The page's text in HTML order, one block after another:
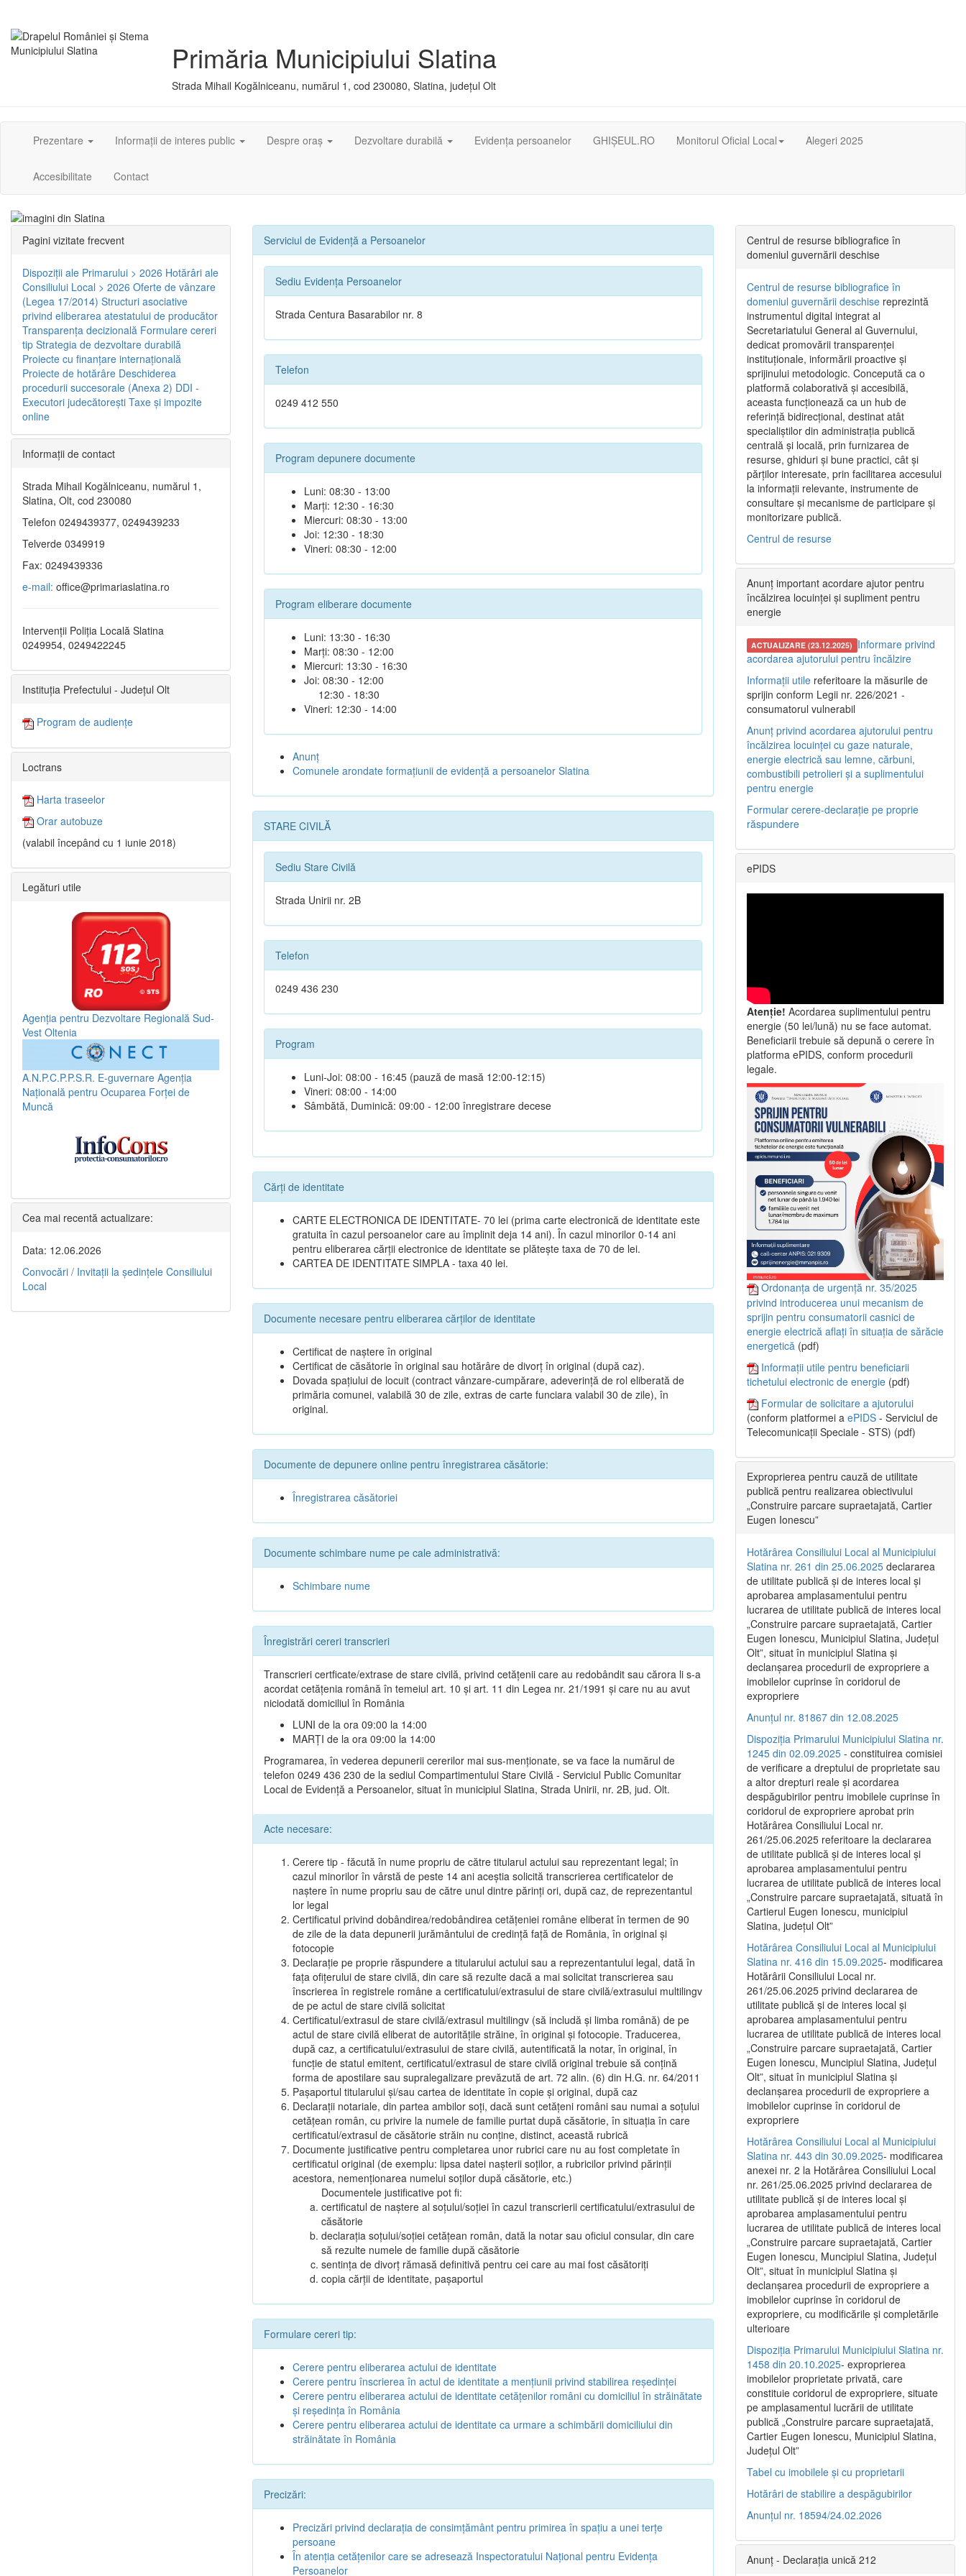
Primăria Municipiului Slatina
Strada Mihail Kogălniceanu, numărul 1, cod 230080, Slatina, județul Olt
Prezentare Informații de interes public Despre oraș Dezvoltare durabilă Evidența persoanelor GHIȘEUL.RO Monitorul Oficial Local Alegeri 2025
Accesibilitate Contact
Serviciul de Evidenţă a Persoanelor
Sediu Evidența Persoanelor
Strada Centura Basarabilor nr. 8
Telefon
0249 412 550
Program depunere documente
Luni: 08:30 - 13:00
Marți: 12:30 - 16:30
Miercuri: 08:30 - 13:00
Joi: 12:30 - 18:30
Vineri: 08:30 - 12:00
Program eliberare documente
Luni: 13:30 - 16:30
Marți: 08:30 - 12:00
Miercuri: 13:30 - 16:30
Joi: 08:30 - 12:00
12:30 - 18:30
Vineri: 12:30 - 14:00
Anunţ
Comunele arondate formaţiunii de evidenţă a persoanelor Slatina
STARE CIVILĂ
Sediu Stare Civilă
Strada Unirii nr. 2B
Telefon
0249 436 230
Program
Luni-Joi: 08:00 - 16:45 (pauză de masă 12:00-12:15)
Vineri: 08:00 - 14:00
Sâmbătă, Duminică: 09:00 - 12:00 înregistrare decese
Cărți de identitate
CARTE ELECTRONICA DE IDENTITATE- 70 lei (prima carte electronică de identitate este
gratuita în cazul persoanelor care au împlinit deja 14 ani). În cazul minorilor 0-14 ani
pentru eliberarea cărții electronice de identitate se plătește taxa de 70 de lei.
CARTEA DE IDENTITATE SIMPLA - taxa 40 lei.
Documente necesare pentru eliberarea cărților de identitate
Certificat de naștere în original
Certificat de căsătorie în original sau hotărâre de divorț în original (după caz).
Dovada spațiului de locuit (contract vânzare-cumpărare, adeverință de rol eliberată de
primăria comunei, valabilă 30 de zile, extras de carte funciara valabil 30 de zile), în
original.
Documente de depunere online pentru înregistrarea căsătorie:
Înregistrarea căsătoriei
Documente schimbare nume pe cale administrativă:
Schimbare nume
Înregistrări cereri transcrieri
Transcrieri certficate/extrase de stare civilă, privind cetățenii care au redobândit sau cărora li s-a
acordat cetățenia română în temeiul art. 10 și art. 11 din Legea nr. 21/1991 și care nu au avut
niciodată domiciliul în România
LUNI de la ora 09:00 la 14:00
MARȚI de la ora 09:00 la 14:00
Programarea, în vederea depunerii cererilor mai sus-menționate, se va face la numărul de
telefon 0249 436 230 de la sediul Compartimentului Stare Civilă - Serviciul Public Comunitar
Local de Evidență a Persoanelor, situat în municipiul Slatina, Strada Unirii, nr. 2B, jud. Olt.
Acte necesare:
Cerere tip - făcută în nume propriu de către titularul actului sau reprezentant legal; în
cazul minorilor în vârstă de peste 14 ani aceștia solicită transcrierea certificatelor de
naștere în nume propriu sau de către unul dintre părinți ori, după caz, de reprezentantul
lor legal
Certificatul privind dobândirea/redobândirea cetățeniei române eliberat în termen de 90
de zile de la data depunerii jurământului de credință față de România, în original și
fotocopie
Declarație pe proprie răspundere a titularului actului sau a reprezentantului legal, dată în
fața ofițerului de stare civilă, din care să rezulte dacă a mai solicitat transcrierea sau
înscrierea în registrele române a certificatului/extrasului de stare civilă/extrasului multilingv
de pe actul de stare civilă solicitat
Certificatul/extrasul de stare civilă/extrasul multilingv (să includă și limba română) de pe
actul de stare civilă eliberat de autoritățile străine, în original și fotocopie. Traducerea,
după caz, a certificatului/extrasului de stare civilă, autentificată la notar, în original, în
funcție de statul emitent, certificatul/extrasul de stare civilă original trebuie să conțină
forma de apostilare sau supralegalizare prevăzută de art. 72 alin. (6) din H.G. nr. 64/2011
Pașaportul titularului și/sau cartea de identitate în copie și original, după caz
Declarații notariale, din partea ambilor soți, dacă sunt cetățeni români sau numai a soțului
cetățean român, cu privire la numele de familie purtat după căsătorie, în situația în care
certificatul/extrasul de căsătorie străin nu conține, distinct, această rubrică
Documente justificative pentru completarea unor rubrici care nu au fost completate în
certificatul original (de exemplu: lipsa datei nașterii soților, a rubricilor privind părinții
acestora, nemenționarea numelui soților după căsătorie, etc.)
Documentele justificative pot fi:
certificatul de naștere al soțului/soției în cazul transcrierii certificatului/extrasului de
căsătorie
declarația soțului/soției cetățean român, dată la notar sau oficiul consular, din care
să rezulte numele de familie după căsătorie
sentința de divorț rămasă definitivă pentru cei care au mai fost căsătoriți
copia cărții de identitate, pașaportul
Formulare cereri tip:
Cerere pentru eliberarea actului de identitate
Cerere pentru înscrierea în actul de identitate a menţiunii privind stabilirea reşedinţei
Cerere pentru eliberarea actului de identitate cetăţenilor români cu domiciliul în străinătate
şi reşedinţa în România
Cerere pentru eliberarea actului de identitate ca urmare a schimbării domiciliului din
străinătate în România
Precizări:
Precizări privind declaraţia de consimţământ pentru primirea în spaţiu a unei terţe
persoane
În atenţia cetăţenilor care se adresează Inspectoratului Naţional pentru Evidenţa
Persoanelor
Pagini vizitate frecvent
Dispoziţii ale Primarului > 2026 Hotărâri ale
Consiliului Local > 2026 Oferte de vânzare
(Legea 17/2014) Structuri asociative
privind eliberarea atestatului de producător
Transparenţa decizională Formulare cereri
tip Strategia de dezvoltare durabilă
Proiecte cu finanţare internaţională
Proiecte de hotărâre Deschiderea
procedurii succesorale (Anexa 2) DDI -
Executori judecătorești Taxe şi impozite
online
Informaţii de contact
Strada Mihail Kogălniceanu, numărul 1,
Slatina, Olt, cod 230080
Telefon 0249439377, 0249439233
Telverde 0349919
Fax: 0249439336
e-mail: office@primariaslatina.ro
Intervenții Poliția Locală Slatina
0249954, 0249422245
Instituția Prefectului - Județul Olt
Program de audiențe
Loctrans
Harta traseelor
Orar autobuze
(valabil începând cu 1 iunie 2018)
Legături utile
Agenția pentru Dezvoltare Regională Sud-
Vest Oltenia
A.N.P.C.P.P.S.R. E-guvernare Agenția
Națională pentru Ocuparea Forței de
Muncă
Cea mai recentă actualizare:
Data: 12.06.2026
Convocări / Invitaţii la şedinţele Consiliului
Local
Centrul de resurse bibliografice în
domeniul guvernării deschise
Centrul de resurse bibliografice în
domeniul guvernării deschise reprezintă
instrumentul digital integrat al
Secretariatului General al Guvernului,
dedicat promovării transparenței
instituționale, informării proactive și
sprijinului metodologic. Concepută ca o
platformă colaborativă și accesibilă,
aceasta funcționează ca un hub de
referință bidirecțional, destinat atât
specialiștilor din administrația publică
centrală și locală, prin furnizarea de
resurse, ghiduri și bune practici, cât și
părților interesate, prin facilitarea accesului
la informații relevante, instrumente de
consultare și mecanisme de participare și
monitorizare publică.
Centrul de resurse
Anunț important acordare ajutor pentru
încălzirea locuinței și supliment pentru
energie
ACTUALIZARE (23.12.2025) Informare privind
acordarea ajutorului pentru încălzire
Informații utile referitoare la măsurile de
sprijin conform Legii nr. 226/2021 -
consumatorul vulnerabil
Anunț privind acordarea ajutorului pentru
încălzirea locuinței cu gaze naturale,
energie electrică sau lemne, cărbuni,
combustibili petrolieri și a suplimentului
pentru energie
Formular cerere-declarație pe proprie
răspundere
ePIDS
Atenție! Acordarea suplimentului pentru
energie (50 lei/lună) nu se face automat.
Beneficiarii trebuie să depună o cerere în
platforma ePIDS, conform procedurii
legale.
Ordonanța de urgență nr. 35/2025
privind introducerea unui mecanism de
sprijin pentru consumatorii casnici de
energie electrică aflați în situația de sărăcie
energetică (pdf)
Informații utile pentru beneficiarii
tichetului electronic de energie (pdf)
Formular de solicitare a ajutorului
(conform platformei a ePIDS - Serviciul de
Telecomunicații Speciale - STS) (pdf)
Exproprierea pentru cauză de utilitate
publică pentru realizarea obiectivului
„Construire parcare supraetajată, Cartier
Eugen Ionescu”
Hotărârea Consiliului Local al Municipiului
Slatina nr. 261 din 25.06.2025 declararea
de utilitate publică și de interes local și
aprobarea amplasamentului pentru
lucrarea de utilitate publică de interes local
„Construire parcare supraetajată, Cartier
Eugen Ionescu, Municipiul Slatina, Județul
Olt”, situat în municipiul Slatina și
declanșarea procedurii de expropriere a
imobilelor cuprinse în coridorul de
expropriere
Anunțul nr. 81867 din 12.08.2025
Dispoziția Primarului Municipiului Slatina nr.
1245 din 02.09.2025 - constituirea comisiei
de verificare a dreptului de proprietate sau
a altor drepturi reale și acordarea
despăgubirilor pentru imobilele cuprinse în
coridorul de expropriere aprobat prin
Hotărârea Consiliului Local nr.
261/25.06.2025 referitoare la declararea
de utilitate publică și de interes local și
aprobarea amplasamentului pentru
lucrarea de utilitate publică de interes local
„Construire parcare supraetajată, situată în
Cartierul Eugen Ionescu, municipiul
Slatina, județul Olt”
Hotărârea Consiliului Local al Municipiului
Slatina nr. 416 din 15.09.2025- modificarea
Hotărârii Consiliului Local nr.
261/25.06.2025 privind declararea de
utilitate publică și de interes local și
aprobarea amplasamentului pentru
lucrarea de utilitate publică de interes local
„Construire parcare supraetajată, Cartier
Eugen Ionescu, Muncipiul Slatina, Județul
Olt”, situat în municipiul Slatina și
declanșarea procedurii de expropriere a
imobilelor cuprinse în coridorul de
expropriere
Hotărârea Consiliului Local al Municipiului
Slatina nr. 443 din 30.09.2025- modificarea
anexei nr. 2 la Hotărârea Consiliului Local
nr. 261/25.06.2025 privind declararea de
utilitate publică şi de interes local şi
aprobarea amplasamentului pentru
lucrarea de utilitate publică de interes local
„Construire parcare supraetajată, Cartier
Eugen Ionescu, Muncipiul Slatina, Judeţul
Olt”, situat în municipiul Slatina şi
declanşarea procedurii de expropriere a
imobilelor cuprinse în coridorul de
expropriere, cu modificările şi completările
ulterioare
Dispoziția Primarului Municipiului Slatina nr.
1458 din 20.10.2025- exproprierea
imobilelor proprietate privată, care
constituie coridorul de expropriere, situate
pe amplasamentul lucrării de utilitate
publică „Construire parcare supraetajată,
Cartier Eugen Ionescu, Municipiul Slatina,
Județul Olt”
Tabel cu imobilele și cu proprietarii
Hotărâri de stabilire a despăgubirilor
Anunțul nr. 18594/24.02.2026
Anunț - Declarația unică 212